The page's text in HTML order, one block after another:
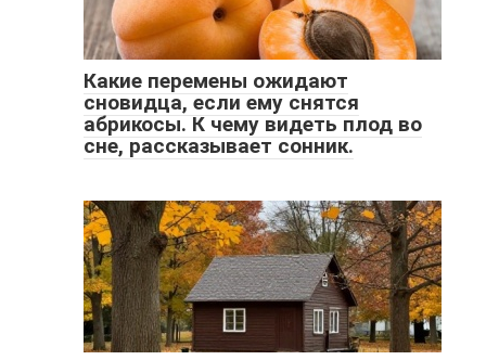
Какие перемены ожидают
сновидца, если ему снятся
абрикосы. К чему видеть плод во
сне, рассказывает сонник.